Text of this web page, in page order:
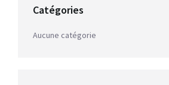
Catégories
Aucune catégorie